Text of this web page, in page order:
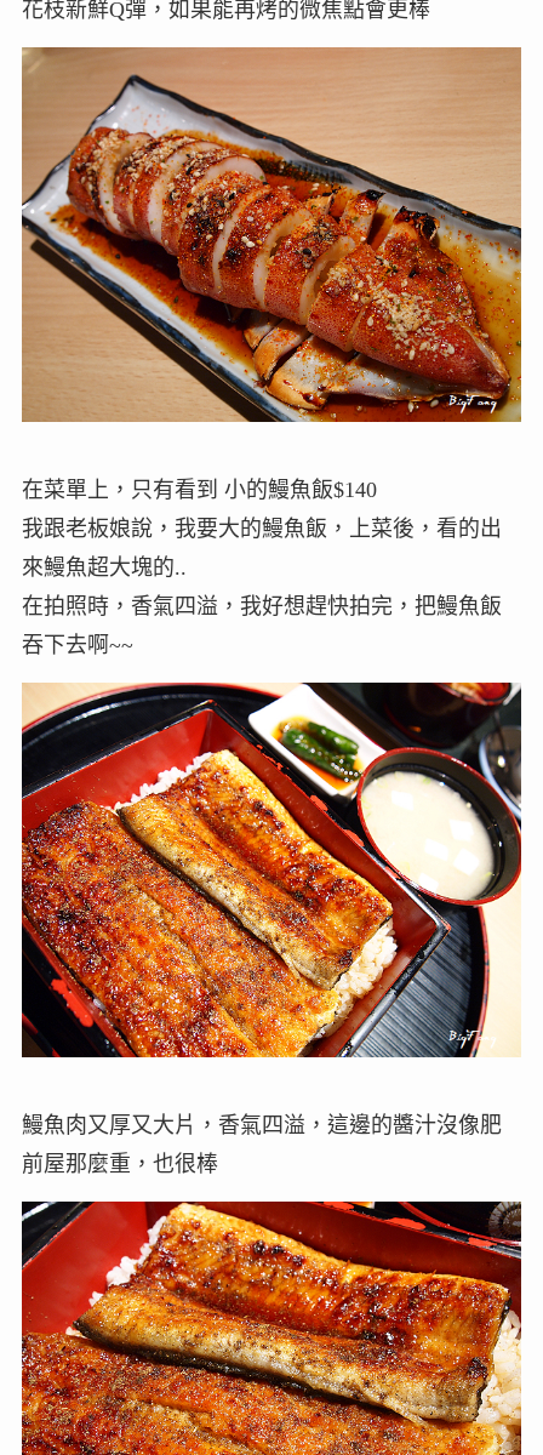
花枝新鮮Q彈，如果能再烤的微焦點會更棒
在菜單上，只有看到 小的鰻魚飯$140
我跟老板娘說，我要大的鰻魚飯，上菜後，看的出
來鰻魚超大塊的..
在拍照時，香氣四溢，我好想趕快拍完，把鰻魚飯
吞下去啊~~
鰻魚肉又厚又大片，香氣四溢，這邊的醬汁沒像肥
前屋那麼重，也很棒